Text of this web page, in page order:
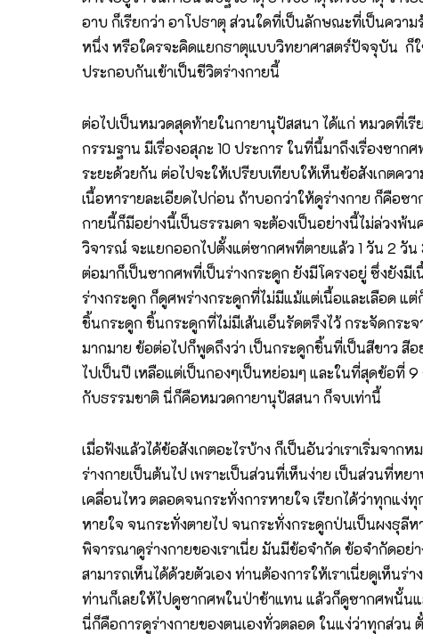
อาบ ก็เรียกว่า อาโปธาตุ ส่วนใดที่เป็นลักษณะที่เป็นควา
หนึ่ง หรือใครจะคิดแยกธาตุแบบวิทยาศาสตร์ปัจจุบัน ก็ใ
ประกอบกันเข้าเป็นชีวิตร่างกายนี้
ต่อไปเป็นหมวดสุดท้ายในกายานุปัสสนา ได้แก่ หมวดที่เ
กรรมฐาน มีเรื่องอสุภะ 10 ประการ ในที่นี้มาถึงเรื่องซา
ระยะด้วยกัน ต่อไปจะให้เปรียบเทียบให้เห็นข้อสังเกตค
เนื้อหารายละเอียดไปก่อน ถ้าบอกว่าให้ดูร่างกาย ก็คือซ
กายนี้ก็มีอย่างนี้เป็นธรรมดา จะต้องเป็นอย่างนี้ไม่ล่วงพ้
วิจารณ์ จะแยกออกไปตั้งแต่ซากศพที่ตายแล้ว 1 วัน 2 วัน
ต่อมาก็เป็นซากศพที่เป็นร่างกระดูก ยังมีโครงอยู่ ซึ่งยังมี
ร่างกระดูก ก็ดูศพร่างกระดูกที่ไม่มีแม้แต่เนื้อและเลือด แ
ชิ้นกระดูก ชิ้นกระดูกที่ไม่มีเส้นเอ็นรัดตรึงไว้ กระจัดกร
มากมาย ข้อต่อไปก็พูดถึงว่า เป็นกระดูกชิ้นที่เป็นสีขาว สี
ไปเป็นปี เหลือแต่เป็นกองๆเป็นหย่อมๆ และในที่สุดข้อที่
กับธรรมชาติ นี่ก็คือหมวดกายานุปัสสนา ก็จบเท่านี้
เมื่อฟังแล้วได้ข้อสังเกตอะไรบ้าง ก็เป็นอันว่าเราเริ่มจ
ร่างกายเป็นต้นไป เพราะเป็นส่วนที่เห็นง่าย เป็นส่วนที่ห
เคลื่อนไหว ตลอดจนกระทั่งการหายใจ เรียกได้ว่าทุกแ
หายใจ จนกระทั่งตายไป จนกระทั่งกระดูกป่นเป็นผงธุลีห
พิจารณาดูร่างกายของเราเนี่ย มันมีข้อจำกัด ข้อจำกัดอย่า
สามารถเห็นได้ด้วยตัวเอง ท่านต้องการให้เราเนี่ยดูเห็นร่
ท่านก็เลยให้ไปดูซากศพในป่าช้าแทน แล้วก็ดูซากศพนั้น
นี่ก็คือการดูร่างกายของตนเองทั่วตลอด ในแง่ว่าทุกส่วน